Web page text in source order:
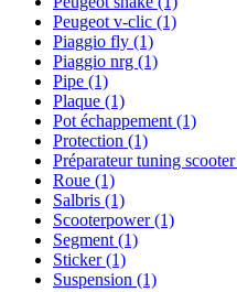
Peugeot v-clic (1)
Piaggio fly (1)
Piaggio nrg (1)
Pipe (1)
Plaque (1)
Pot échappement (1)
Protection (1)
Préparateur tuning scooter
Roue (1)
Salbris (1)
Scooterpower(1)
Segment (1)
Sticker(1)
Suspension (1)